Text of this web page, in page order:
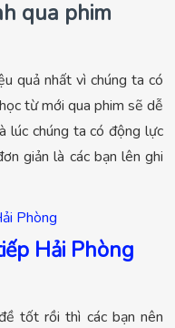
qua phim
quả nhất vì chúng ta có
từ mới qua phim sẽ dễ
lúc chúng ta có động lực
giản là các bạn lên ghi
Hải Phòng
tốt rồi thì các bạn nên